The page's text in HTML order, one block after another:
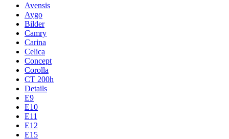
Avensis
Aygo
Bilder
Camry
Carina
Celica
Concept
Corolla
CT 200h
Details
E9
E10
E11
E12
E15